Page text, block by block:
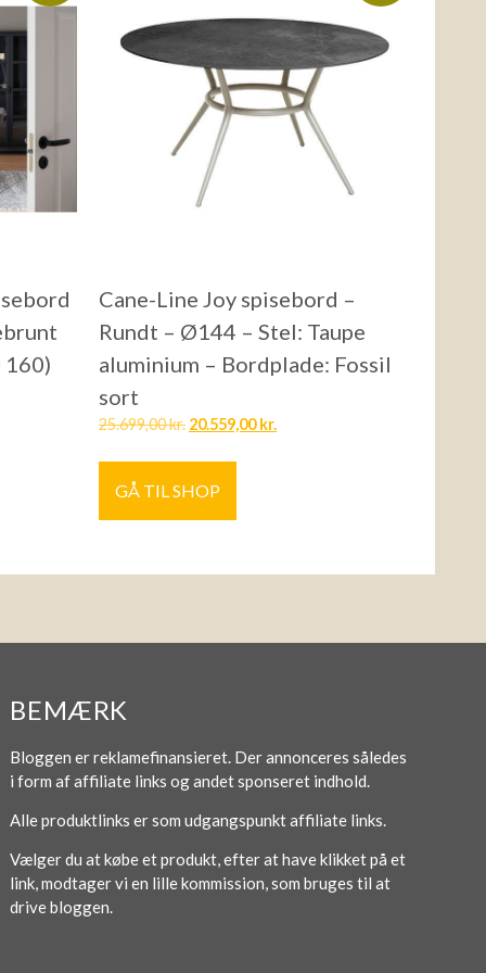
Cane-Line Joy spisebord –
Rundt – Ø144 – Stel: Taupe
aluminium – Bordplade: Fossil
sort
25.699,00kr. 20.559,00kr.
GÅ TIL SHOP
BEMÆRK
Bloggen er reklamefinansieret. Der annonceres således
i form af affiliate links og andet sponseret indhold.
Alle produktlinks er som udgangspunkt affiliate links.
Vælger du at købe et produkt, efter at have klikket på et
link, modtager vi en lille kommission, som bruges til at
drive bloggen.